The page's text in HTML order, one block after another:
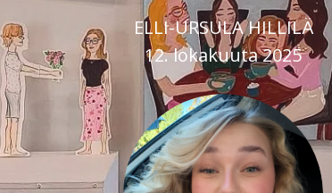
ELLI-URSULA HILLILÄ
12. lokakuuta 2025